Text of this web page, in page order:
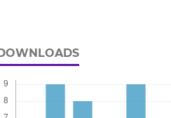
DOWNLOADS